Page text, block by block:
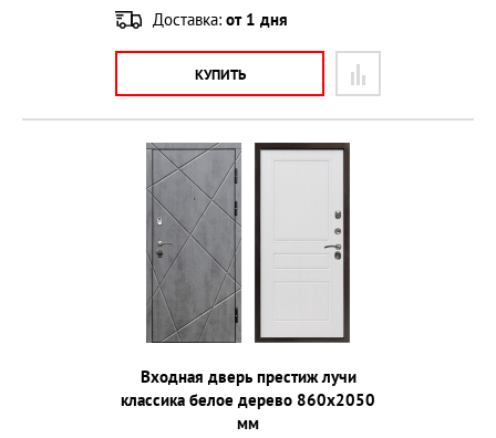
Доставка: от 1 дня
КУПИТЬ
Входная дверь престиж лучи
классика белое дерево 860х2050
мм